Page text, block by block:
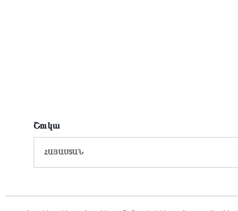
Շուկա
ՀԱՅԱՍՏԱՆ